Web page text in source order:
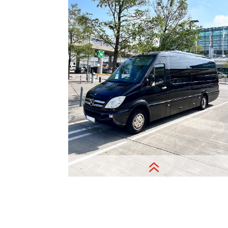
kennenlernen, unvergessliche
Erlebnisse, eindrucksvolle
Begegnungen, schöne Momente,
woran man sich gerne erinnert.
Anfrage Reisebus mieten
6